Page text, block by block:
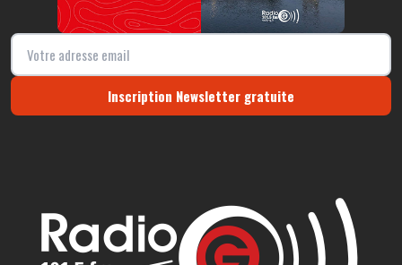
Inscription Newsletter gratuite